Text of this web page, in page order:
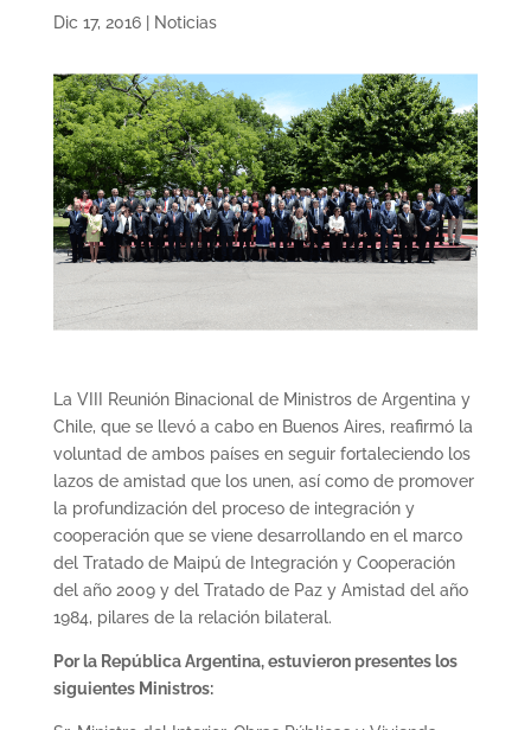
Dic 17, 2016| Noticias
La VIII Reunión Binacional de Ministros de Argentina y
Chile, que se llevó a cabo en Buenos Aires, reafirmó la
voluntad de ambos países en seguir fortaleciendo los
lazos de amistad que los unen, así como de promover
la profundización del proceso de integración y
cooperación que se viene desarrollando en el marco
del Tratado de Maipú de Integración y Cooperación
del año 2009 y del Tratado de Paz y Amistad del año
1984, pilares de la relación bilateral.
Por la República Argentina, estuvieron presentes los
siguientes Ministros: